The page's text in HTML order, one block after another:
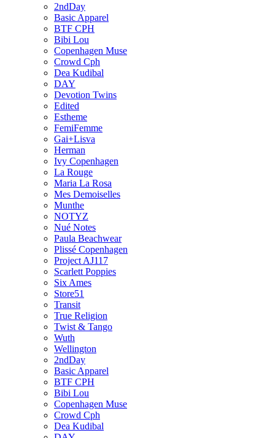
2ndDay
Basic Apparel
BTF CPH
Bibi Lou
Copenhagen Muse
Crowd Cph
Dea Kudibal
DAY
Devotion Twins
Edited
Estheme
FemiFemme
Gai+Lisva
Herman
Ivy Copenhagen
La Rouge
Maria La Rosa
Mes Demoiselles
Munthe
NOTYZ
Nué Notes
Paula Beachwear
Plissé Copenhagen
Project AJ117
Scarlett Poppies
Six Ames
Store51
Transit
True Religion
Twist & Tango
Wuth
Wellington
2ndDay
Basic Apparel
BTF CPH
Bibi Lou
Copenhagen Muse
Crowd Cph
Dea Kudibal